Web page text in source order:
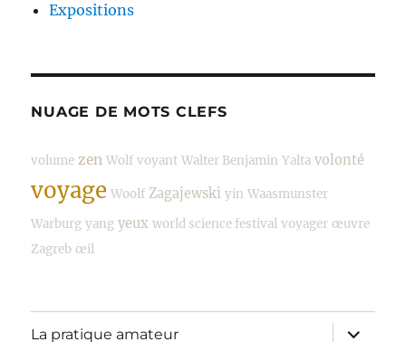
Expositions
NUAGE DE MOTS CLEFS
volume zen Wolf voyant Walter Benjamin Yalta volonté
voyage Woolf Zagajewski yin Waasmunster
Warburg yang yeux world science festival voyager œuvre
Zagreb œil
La pratique amateur
ouvrir